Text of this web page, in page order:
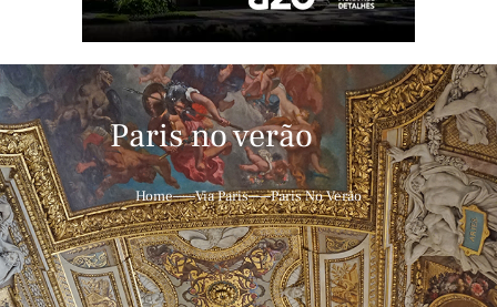
Paris no verão
Home Via Paris Paris No Verão